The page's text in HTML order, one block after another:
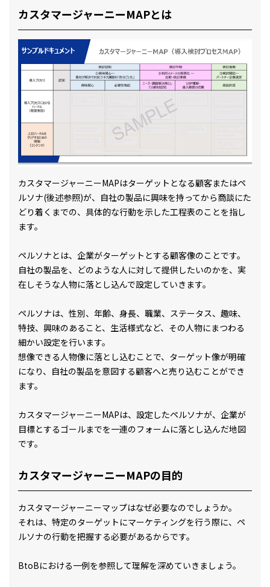
カスタマージャーニーMAPとは
カスタマージャーニーMAPはターゲットとなる顧客またはペ
ルソナ(後述参照)が、自社の製品に興味を持ってから商談にた
どり着くまでの、具体的な行動を示した工程表のことを指し
ます。
ペルソナとは、企業がターゲットとする顧客像のことです。
自社の製品を、どのような人に対して提供したいのかを、実
在しそうな人物に落とし込んで設定していきます。
ペルソナは、性別、年齢、身長、職業、ステータス、趣味、
特技、興味のあること、生活様式など、その人物にまつわる
細かい設定を行います。
想像できる人物像に落とし込むことで、ターゲット像が明確
になり、自社の製品を意図する顧客へと売り込むことができ
ます。
カスタマージャーニーMAPは、設定したペルソナが、企業が
目標とするゴールまでを一連のフォームに落とし込んだ地図
です。
カスタマージャーニーMAPの目的
カスタマージャーニーマップはなぜ必要なのでしょうか。
それは、特定のターゲットにマーケティングを行う際に、ペ
ルソナの行動を把握する必要があるからです。
BtoBにおける一例を参照して理解を深めていきましょう。